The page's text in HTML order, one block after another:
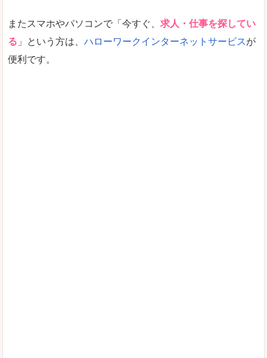
またスマホやパソコンで「今すぐ、 求人・仕事を探してい
る 」という方は、 ハローワークインターネットサービスが
便利です。